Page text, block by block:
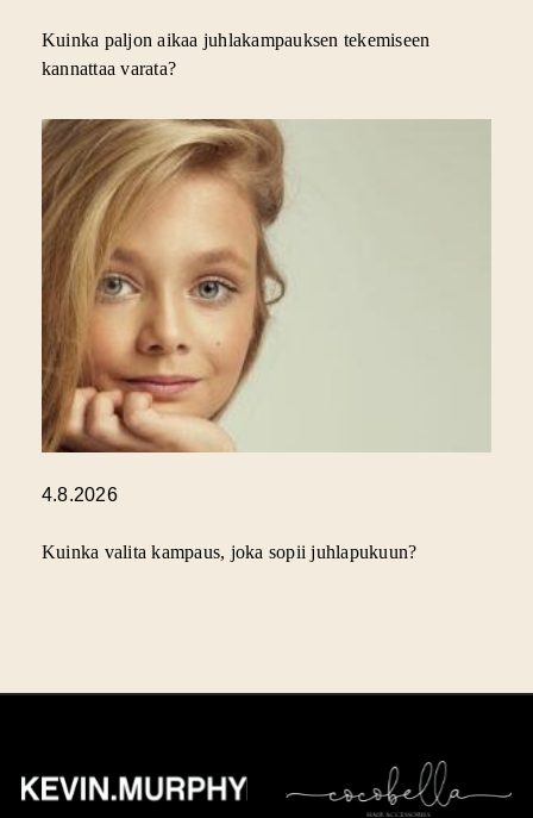
Kuinka paljon aikaa juhlakampauksen tekemiseen
kannattaa varata?
4.8.2026
Kuinka valita kampaus, joka sopii juhlapukuun?